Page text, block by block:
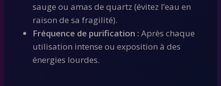
sauge ou amas de quartz (évitez l’eau en
raison de sa fragilité).
Fréquence de purification : Après chaque
utilisation intense ou exposition à des
énergies lourdes.